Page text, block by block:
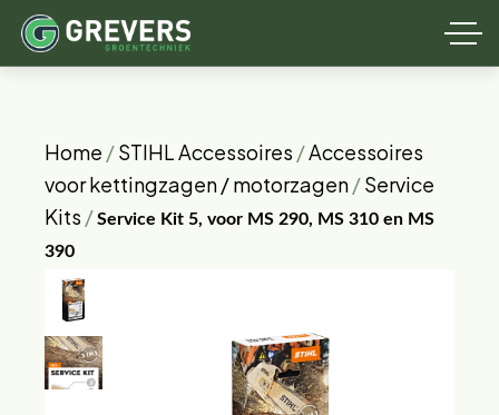
Home /STIHL Accessoires /Accessoires
voor kettingzagen / motorzagen/Service
Kits /Service Kit 5, voor MS 290, MS 310 en MS
390